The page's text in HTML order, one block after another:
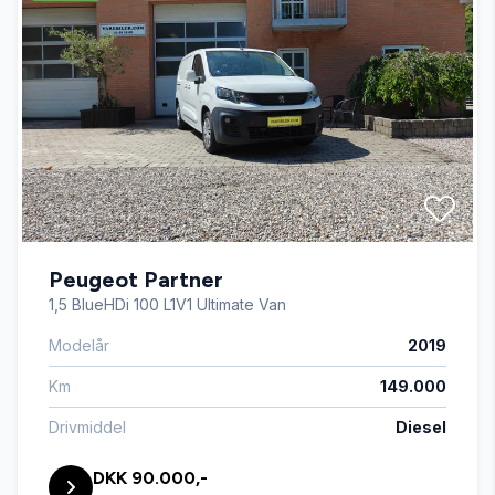
fartpilot
fjernbetjent centrallås
højdejusterbart førersæde
håndfri til mobil
kurvelys
kørecomputer
LED kørelys
Peugeot Partner
1,5 BlueHDi 100 L1V1 Ultimate Van
Modelår 2019
Km 149.000
Drivmiddel Diesel
DKK 90.000,-